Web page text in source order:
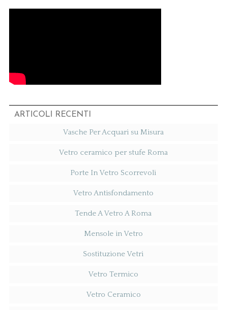
ARTICOLI RECENTI
Vasche Per Acquari su Misura
Vetro ceramico per stufe Roma
Porte In Vetro Scorrevoli
Vetro Antisfondamento
Tende A Vetro A Roma
Mensole in Vetro
Sostituzione Vetri
Vetro Termico
Vetro Ceramico